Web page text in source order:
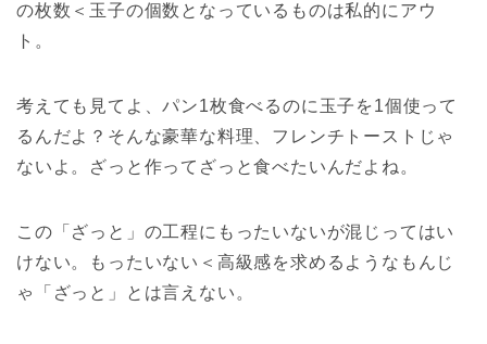
の枚数＜玉子の個数となっているものは私的にアウ
ト。
考えても見てよ、パン1枚食べるのに玉子を1個使って
るんだよ？そんな豪華な料理、フレンチトーストじゃ
ないよ。ざっと作ってざっと食べたいんだよね。
この「ざっと」の工程にもったいないが混じってはい
けない。もったいない＜高級感を求めるようなもんじ
ゃ「ざっと」とは言えない。